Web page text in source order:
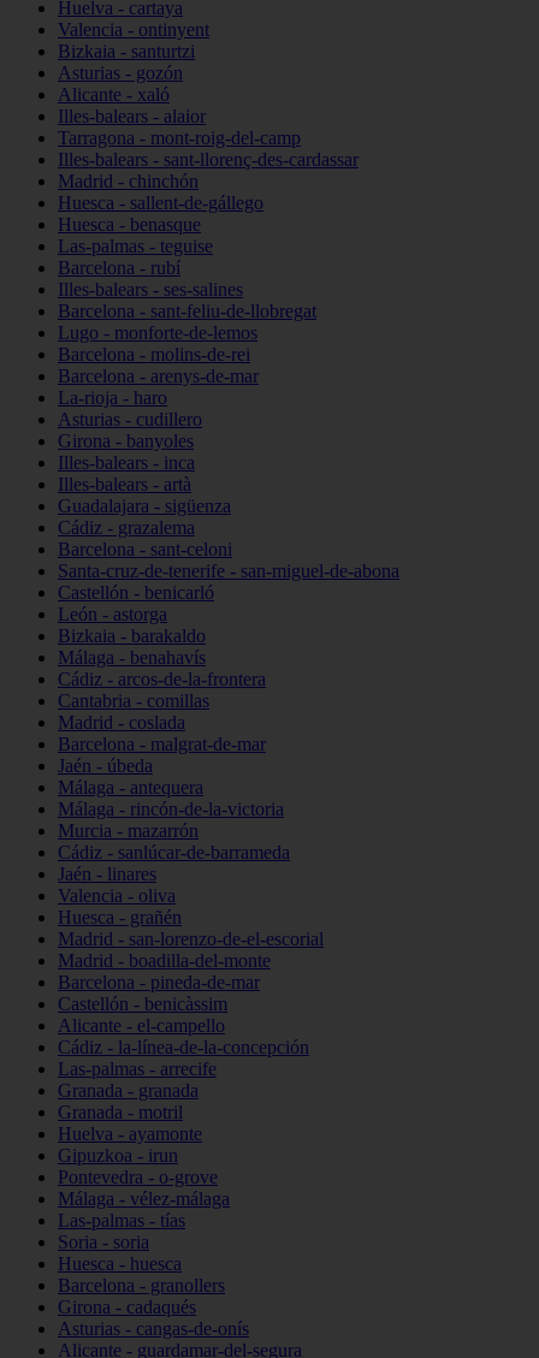
Huelva - cartaya
Valencia - ontinyent
Bizkaia - santurtzi
Asturias - gozón
Alicante - xaló
Illes-balears - alaior
Tarragona - mont-roig-del-camp
Illes-balears - sant-llorenç-des-cardassar
Madrid - chinchón
Huesca - sallent-de-gállego
Huesca - benasque
Las-palmas - teguise
Barcelona - rubí
Illes-balears - ses-salines
Barcelona - sant-feliu-de-llobregat
Lugo - monforte-de-lemos
Barcelona - molins-de-rei
Barcelona - arenys-de-mar
La-rioja - haro
Asturias - cudillero
Girona - banyoles
Illes-balears - inca
Illes-balears - artà
Guadalajara - sigüenza
Cádiz - grazalema
Barcelona - sant-celoni
Santa-cruz-de-tenerife - san-miguel-de-abona
Castellón - benicarló
León - astorga
Bizkaia - barakaldo
Málaga - benahavís
Cádiz - arcos-de-la-frontera
Cantabria - comillas
Madrid - coslada
Barcelona - malgrat-de-mar
Jaén - úbeda
Málaga - antequera
Málaga - rincón-de-la-victoria
Murcia - mazarrón
Cádiz - sanlúcar-de-barrameda
Jaén - linares
Valencia - oliva
Huesca - grañén
Madrid - san-lorenzo-de-el-escorial
Madrid - boadilla-del-monte
Barcelona - pineda-de-mar
Castellón - benicàssim
Alicante - el-campello
Cádiz - la-línea-de-la-concepción
Las-palmas - arrecife
Granada - granada
Granada - motril
Huelva - ayamonte
Gipuzkoa - irun
Pontevedra - o-grove
Málaga - vélez-málaga
Las-palmas - tías
Soria - soria
Huesca - huesca
Barcelona - granollers
Girona - cadaqués
Asturias - cangas-de-onís
Alicante - guardamar-del-segura